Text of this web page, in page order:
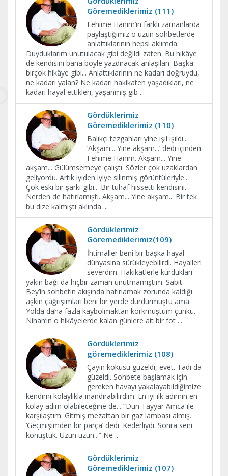
Göremediklerimiz (111)
Fehime Hanım’ın farklı zamanlarda
paylaştığımız o uzun sohbetlerde
anlattıklarının hepsi aklımda.
Duyduklarım unutulacak gibi değildi zaten. Bu hikâye
de kendisini bana böyle yazdıracak anlaşılan. Başka
birçok hikâye gibi... Anlattıklarının ne kadarı doğruydu,
ne kadarı yalan? Ne kadarı hakikaten yaşadıkları, ne
kadarı hayal ettikleri, yaşanmış gib ...
Gördüklerimiz
Göremediklerimiz (110)
Balıkçı tezgahları yine ışıl ışıldı...
‘Akşam... Yine akşam...’ dedi içinden
Fehime Hanım. Akşam... Yine
akşam... Gülümsemeye çalıştı. Sözler çok uzaklardan
geliyordu. Artık iyiden iyiye silinmiş görüntüleriyle...
Çok eski bir şarkı gibi... Bir tuhaf hissetti kendisini.
Nerden de hatırlamıştı. Akşam... Yine akşam... Bir tek
bu dize kalmıştı aklında ...
Gördüklerimiz
Göremediklerimiz(109)
İhtimaller beni bir başka hayal
dünyasına sürükleyebilirdi. Hayalleri
severdim. Hakikatlerle kurdukları
yakın bağı da hiçbir zaman unutmamıştım. Sabit
Bey’in sohbetin akışında hatırlamak zorunda kaldığı
aşkın çağrışımları beni bir yerde durdurmuştu ama.
Yolda daha fazla kaybolmaktan korkmuştum çünkü.
Nihan’ın o hikâyelerde kalan günlere ait bir fot ...
Gördüklerimiz
göremediklerimiz (108)
Çayın kokusu güzeldi, evet. Tadı da
güzeldi. Sohbete başlamak için
gereken havayı yakalayabildiğimize
kendimi kolaylıkla inandırabilirdim. En iyi ilk adımın en
kolay adım olabileceğine de... “Dün Tayyar Amca ile
karşılaştım. Gitmiş mezattan bir gaz lambası almış.
‘Geçmişimden bir parça’ dedi. Kederliydi. Sonra seni
konuştuk. Uzun uzun...” Ne ...
Gördüklerimiz
Göremediklerimiz (107)